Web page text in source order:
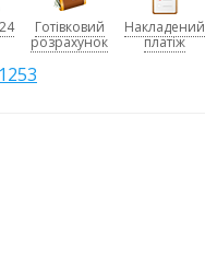
Готівковий
розрахунок
Накладений
платіж